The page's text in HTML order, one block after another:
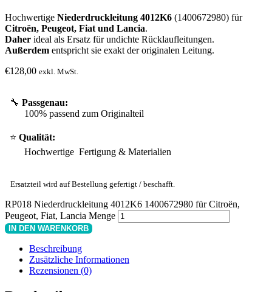
Hochwertige Niederdruckleitung 4012K6 (1400672980) für
Citroën, Peugeot, Fiat und Lancia.
Daher ideal als Ersatz für undichte Rücklaufleitungen.
Außerdem entspricht sie exakt der originalen Leitung.
€128,00 exkl. MwSt.
🔧 Passgenau:
100% passend zum Originalteil
⭐ Qualität:
Hochwertige Fertigung & Materialien
Ersatzteil wird auf Bestellung gefertigt / beschafft.
RP018 Niederdruckleitung 4012K6 1400672980 für Citroën,
Peugeot, Fiat, Lancia Menge
IN DEN WARENKORB
Beschreibung
Zusätzliche Informationen
Rezensionen (0)